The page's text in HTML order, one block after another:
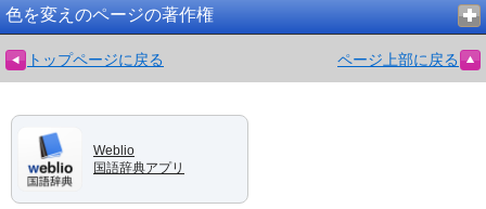
色を変えのページの著作権
トップページに戻る ページ上部に戻る
Weblio
国語辞典アプリ